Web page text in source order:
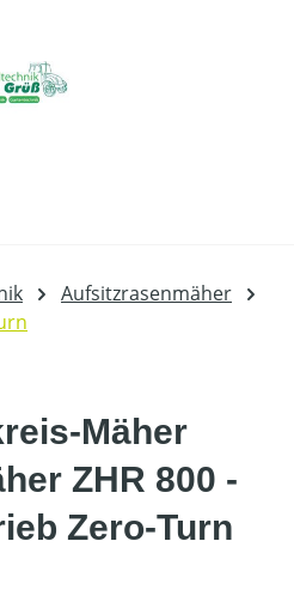
Aufsitzrasenmäher
Mäher
ZHR 800 -
Zero-Turn